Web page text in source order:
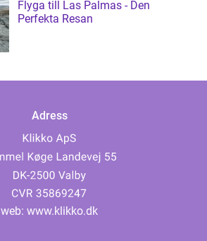
Flyga till Las Palmas - Den
Perfekta Resan
Adress
web: www.klikko.dk